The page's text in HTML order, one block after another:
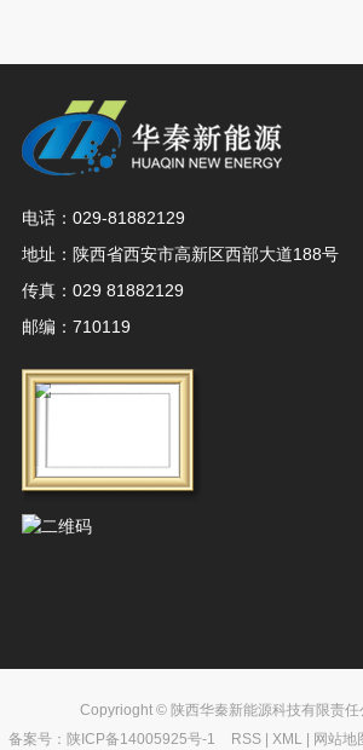
电话：029-81882129
地址：陕西省西安市高新区西部大道188号
传真：029 81882129
邮编：710119
Copyrioght © 陕西华秦新能源科技有限责任
备案号： 陕ICP备14005925号-1 RSS | XML | 网站地